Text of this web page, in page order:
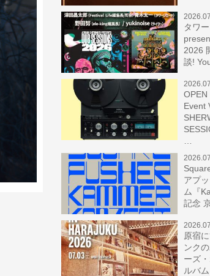
タワ
2026
談!
OPEN
Event
アプ
ム『
記念
原宿
ンク
ーズ
ルバ